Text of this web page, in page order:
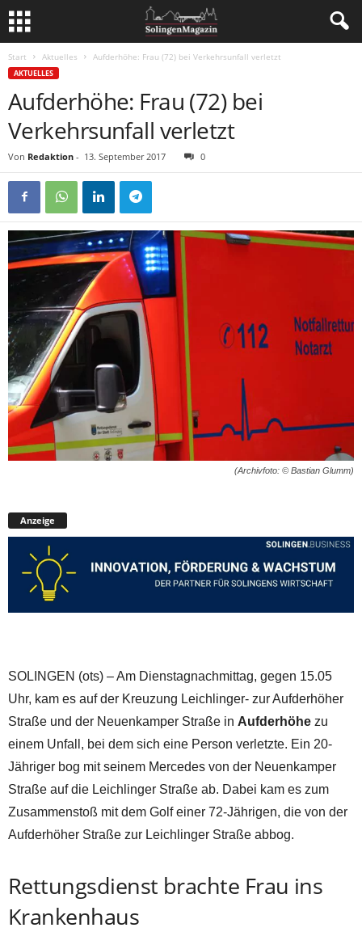
Start Aktuelles Aufderhöhe: Frau (72) bei Verkehrsunfall verletzt
AKTUELLES
Aufderhöhe: Frau (72) bei
Verkehrsunfall verletzt
Von Redaktion - 13. September 2017 0
(Archivfoto: © Bastian Glumm)
Anzeige
SOLINGEN (ots) – Am Dienstagnachmittag, gegen 15.05
Uhr, kam es auf der Kreuzung Leichlinger- zur Aufderhöher
Straße und der Neuenkamper Straße in Aufderhöhe zu
einem Unfall, bei dem sich eine Person verletzte. Ein 20-
Jähriger bog mit seinem Mercedes von der Neuenkamper
Straße auf die Leichlinger Straße ab. Dabei kam es zum
Zusammenstoß mit dem Golf einer 72-Jährigen, die von der
Aufderhöher Straße zur Leichlinger Straße abbog.
Rettungsdienst brachte Frau ins
Krankenhaus